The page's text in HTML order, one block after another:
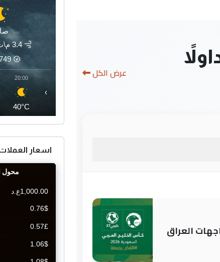
عرض الكل
3.4 م\ث
20:00
40°C
›
اسعار العملات